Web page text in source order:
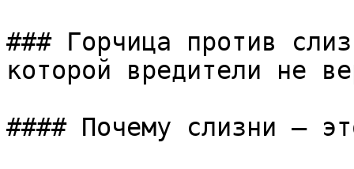
### Горчица против
которой вредители не
#### Почему слизни —